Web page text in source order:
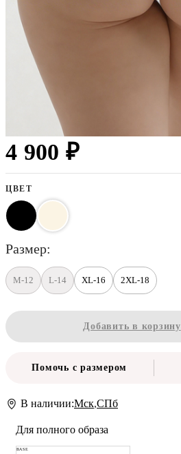
4 900 ₽
ЦВЕТ
размер
M-12 L-14 XL-16 2XL-18
Добавить в корзину
Помочь с размером
В наличии:Мск,СПб
Для полного образа
BASE